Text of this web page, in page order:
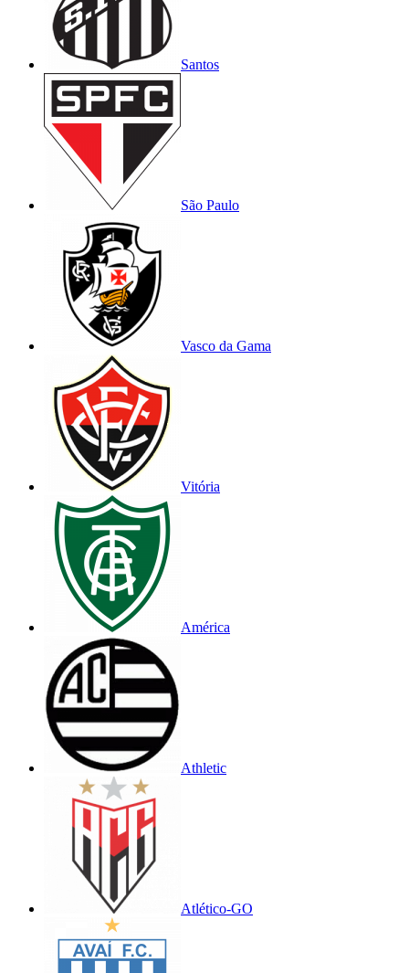
Santos
São Paulo
Vasco da Gama
Vitória
América
Athletic
Atlético-GO